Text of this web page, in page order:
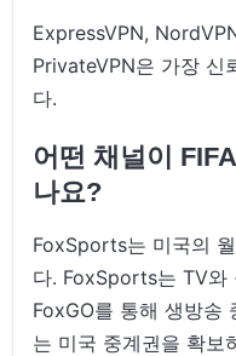
ExpressVPN,
PrivateVPN은 가장 신
다.
어떤 채널이
나요?
FoxSports는 미국의
다. FoxSports는 TV와
FoxGO를 통해 생방송
는 미국 중계권을 확보